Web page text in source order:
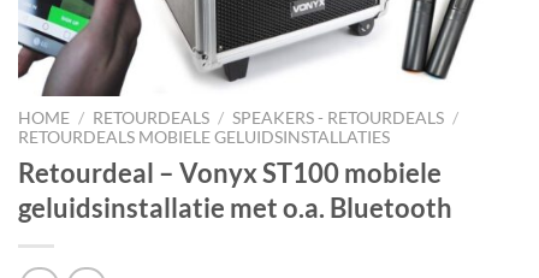
HOME / RETOURDEALS / SPEAKERS - RETOURDEALS /
RETOURDEALS MOBIELE GELUIDSINSTALLATIES
Retourdeal – Vonyx ST100 mobiele
geluidsinstallatie met o.a. Bluetooth